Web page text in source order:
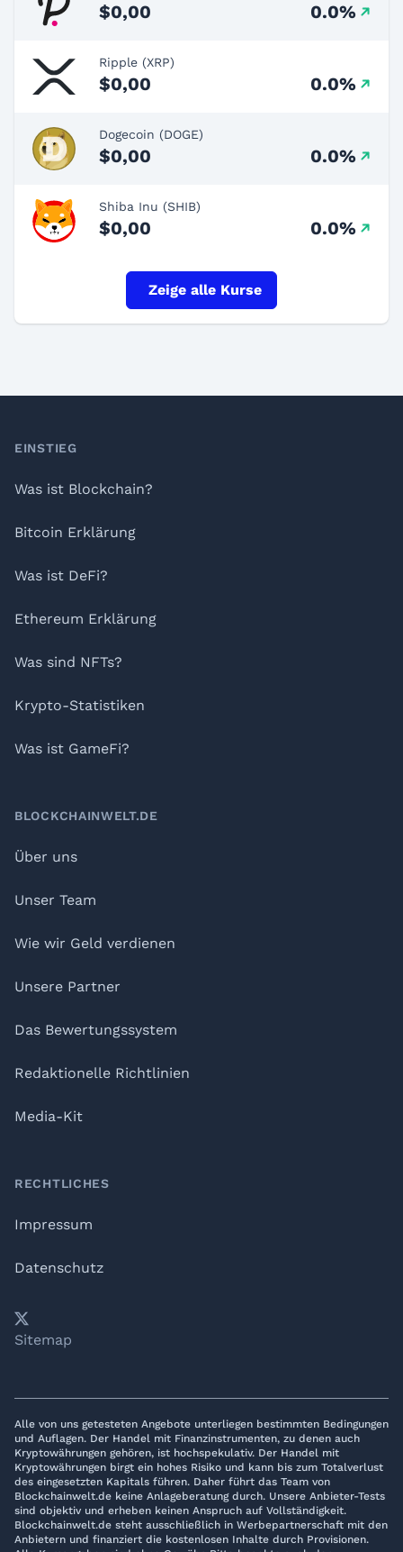
$0,00 0.0%
Ripple (XRP)
$0,00 0.0%
Dogecoin (DOGE)
$0,00 0.0%
Shiba Inu (SHIB)
$0,00 0.0%
Zeige alle Kurse
Footer
EINSTIEG
Was ist Blockchain?
Bitcoin Erklärung
Was ist DeFi?
Ethereum Erklärung
Was sind NFTs?
Krypto-Statistiken
Was ist GameFi?
BLOCKCHAINWELT.DE
Über uns
Unser Team
Wie wir Geld verdienen
Unsere Partner
Das Bewertungssystem
Redaktionelle Richtlinien
Media-Kit
RECHTLICHES
Impressum
Datenschutz
YouTube
𝕏LinkedIn
Telegram
Sitemap
Alle von uns getesteten Angebote unterliegen bestimmten Bedingungen
und Auflagen. Der Handel mit Finanzinstrumenten, zu denen auch
Kryptowährungen gehören, ist hochspekulativ. Der Handel mit
Kryptowährungen birgt ein hohes Risiko und kann bis zum Totalverlust
des eingesetzten Kapitals führen. Daher führt das Team von
Blockchainwelt.de keine Anlageberatung durch. Unsere Anbieter-Tests
sind objektiv und erheben keinen Anspruch auf Vollständigkeit.
Blockchainwelt.de steht ausschließlich in Werbepartnerschaft mit den
Anbietern und finanziert die kostenlosen Inhalte durch Provisionen.